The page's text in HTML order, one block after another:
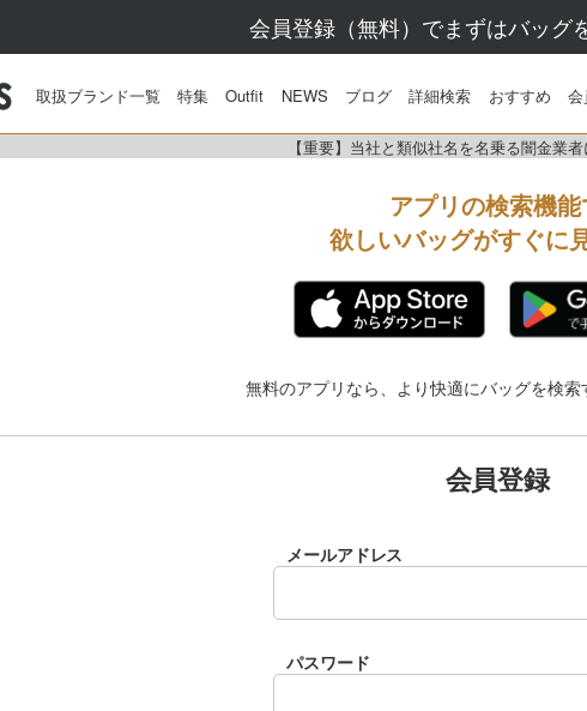
会員登録（無料）でまずはバッグ
取扱ブランド一覧 特集 Outfit NEWS ブログ 詳細検索 おすすめ
【重要】当社と類似社名を名乗る闇金業
アプリの検索機
欲しいバッグがすぐに
無料のアプリなら、より快適にバッグを検索
会員登録
メールアドレス
パスワード